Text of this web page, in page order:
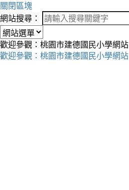
關閉區塊
網站搜尋：
歡迎參觀：桃園市建德國民小學網站
歡迎參觀：桃園市建德國民小學網站